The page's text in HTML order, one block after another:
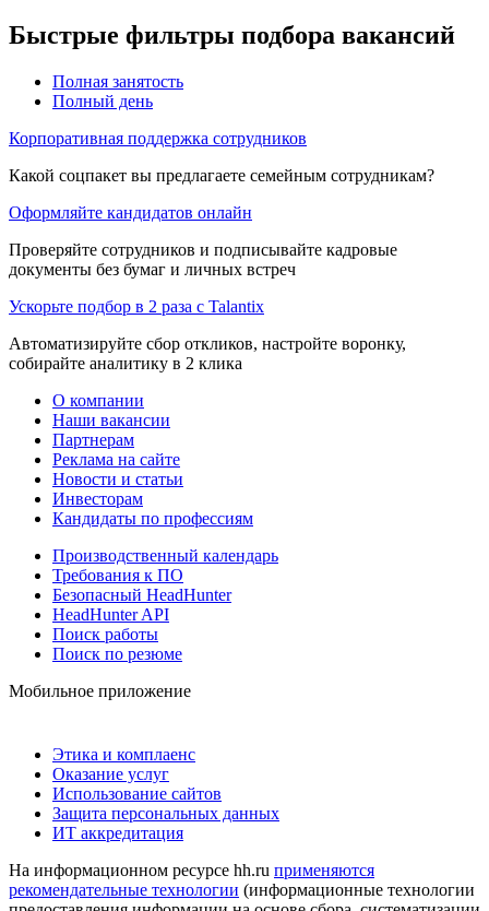
Быстрые фильтры подбора вакансий
Полная занятость
Полный день
Корпоративная поддержка сотрудников
Какой соцпакет вы предлагаете семейным сотрудникам?
Оформляйте кандидатов онлайн
Проверяйте сотрудников и подписывайте кадровые
документы без бумаг и личных встреч
Ускорьте подбор в 2 раза с Talantix
Автоматизируйте сбор откликов, настройте воронку,
собирайте аналитику в 2 клика
О компании
Наши вакансии
Партнерам
Реклама на сайте
Новости и статьи
Инвесторам
Кандидаты по профессиям
Производственный календарь
Требования к ПО
Безопасный HeadHunter
HeadHunter API
Поиск работы
Поиск по резюме
Мобильное приложение
Этика и комплаенс
Оказание услуг
Использование сайтов
Защита персональных данных
ИТ аккредитация
На информационном ресурсе hh.ru применяются
рекомендательные технологии (информационные технологии